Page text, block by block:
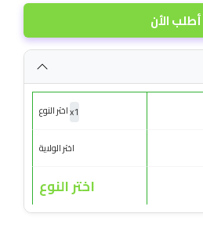
أطلب الأن
x1 اختر النوع
اختر الولاية
اختر النوع